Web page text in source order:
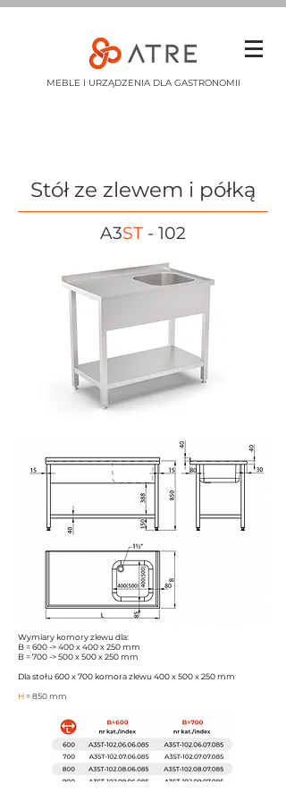
MEBLE I URZĄDZENIA DLA GASTRONOMII
Stół ze zlewem i półką
A3ST - 102
Wymiary komory zlewu dla:
B = 600 -> 400 x 400 x 250 mm
B = 700 -> 500 x 500 x 250 mm
Dla stołu 600 x 700 komora zlewu 400 x 500 x 250 mm
H= 850 mm